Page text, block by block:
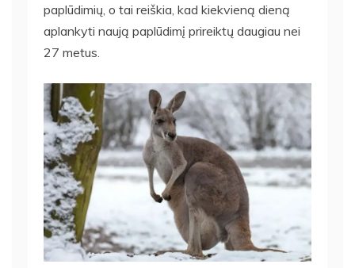
paplūdimių, o tai reiškia, kad kiekvieną dieną
aplankyti naują paplūdimį prireiktų daugiau nei
27 metus.